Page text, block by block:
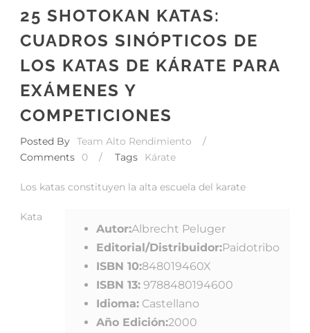
25 SHOTOKAN KATAS:
CUADROS SINÓPTICOS DE
LOS KATAS DE KÁRATE PARA
EXÁMENES Y
COMPETICIONES
Posted By Team Alto Rendimiento
/
Comments
0 / Tags Kárate
Los katas constituyen la alta escuela del karate
Autor:Albrecht Peluger
Editorial/Distribuidor:Paidotribo
ISBN 10:848019460X
ISBN 13: 9788480194600
Idioma: Castellano
Año Edición:2000
Kata